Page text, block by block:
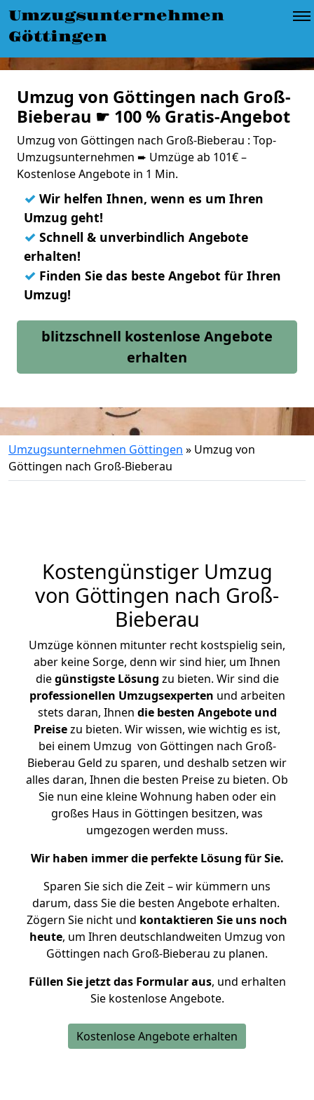
Umzugsunternehmen
Göttingen
Umzug von Göttingen nach Groß-
Bieberau ☛ 100 % Gratis-Angebot
Umzug von Göttingen nach Groß-Bieberau : Top-
Umzugsunternehmen ➨ Umzüge ab 101€ –
Kostenlose Angebote in 1 Min.
✓ Wir helfen Ihnen, wenn es um Ihren
Umzug geht!
✓ Schnell & unverbindlich Angebote
erhalten!
✓ Finden Sie das beste Angebot für Ihren
Umzug!
blitzschnell kostenlose Angebote
erhalten
Umzugsunternehmen Göttingen » Umzug von
Göttingen nach Groß-Bieberau
Kostengünstiger Umzug
von Göttingen nach Groß-
Bieberau
Umzüge können mitunter recht kostspielig sein,
aber keine Sorge, denn wir sind hier, um Ihnen
diegünstigste Lösung zu bieten. Wir sind die
professionellen Umzugsexperten und arbeiten
stets daran, Ihnen die besten Angebote und
Preisezu bieten. Wir wissen, wie wichtig es ist,
bei einem Umzug von Göttingen nach Groß-
Bieberau Geld zu sparen, und deshalb setzen wir
alles daran, Ihnen die besten Preise zu bieten. Ob
Sie nun eine kleine Wohnung haben oder ein
großes Haus in Göttingen besitzen, was
umgezogen werden muss.
Wir haben immer die perfekte Lösung für Sie.
Sparen Sie sich die Zeit – wir kümmern uns
darum, dass Sie die besten Angebote erhalten.
Zögern Sie nicht und kontaktieren Sie uns noch
heute, um Ihren deutschlandweiten Umzug von
Göttingen nach Groß-Bieberau zu planen.
Füllen Sie jetzt das Formular aus, und erhalten
Sie kostenlose Angebote.
Kostenlose Angebote erhalten